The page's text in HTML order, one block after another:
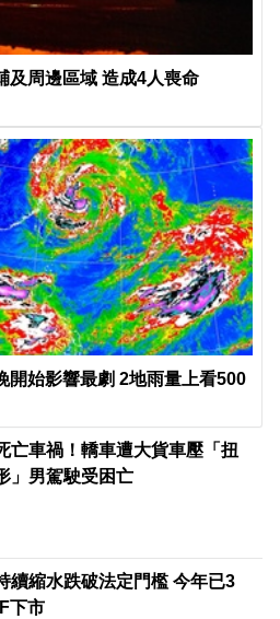
及周邊區域 造成4人喪命
開始影響最劇 2地雨量上看500
亡車禍！轎車遭大貨車壓「扭
」男駕駛受困亡
續縮水跌破法定門檻 今年已3
下市